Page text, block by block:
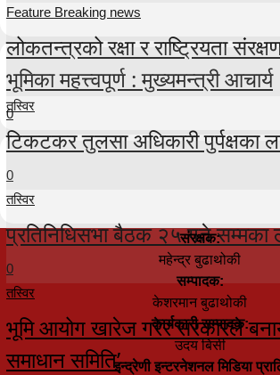
Feature Breaking news
लोकतन्त्रको रक्षा र राष्ट्रियता
भूमिका महत्त्वपूर्ण : मुख्यमन्त्री आचार्य
0
तस्विर
टिकटकर तुलसा अधिकारी पुर्पक्षका
0
तस्विर
प्रतिनिधिसभा बैठक २५ गते सम्मका
0
तस्विर
भूमि आयोग खारेज गरेर सरकारले
समाधान समिति’
संरक्षक:
महेन्द्र बुढाथोकी
सम्पादक:
केशरमान बुढाथोकी
कार्यकारी सम्पादक:
उदय बिसी
इन्द्रेणी इन्टरनेशनल मिडिया